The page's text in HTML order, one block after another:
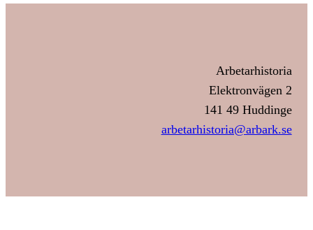
Arbetarhistoria
Elektronvägen 2
141 49 Huddinge
arbetarhistoria@arbark.se